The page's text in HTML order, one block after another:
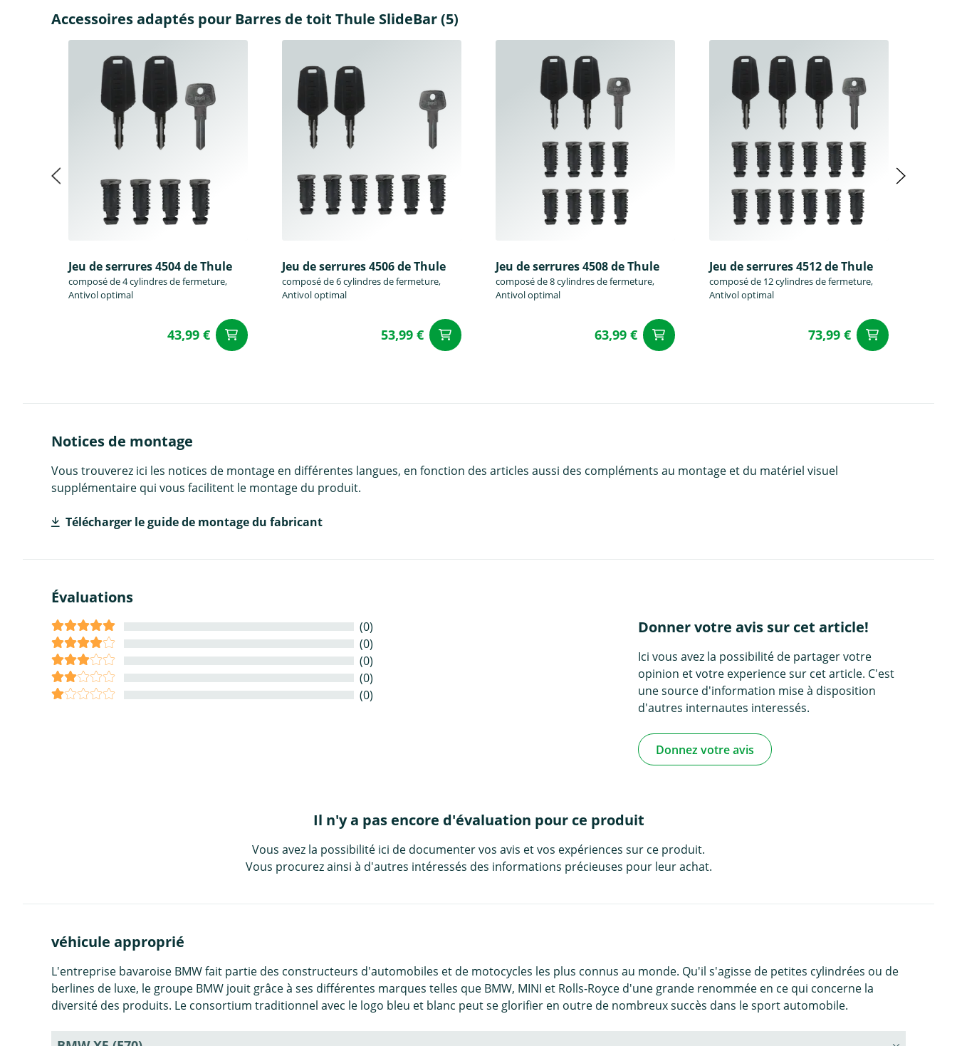
Accessoires adaptés pour Barres de toit Thule SlideBar (5)
Jeu de serrures 4504 de Thule
composé de 4 cylindres de fermeture,
Antivol optimal
43,99 €
Jeu de serrures 4506 de Thule
composé de 6 cylindres de fermeture,
Antivol optimal
53,99 €
Jeu de serrures 4508 de Thule
composé de 8 cylindres de fermeture,
Antivol optimal
63,99 €
Jeu de serrures 4512 de Thule
composé de 12 cylindres de fermeture,
Antivol optimal
73,99 €
Notices de montage
Vous trouverez ici les notices de montage en différentes langues, en fonction des articles aussi des compléments au montage et du matériel visuel
supplémentaire qui vous facilitent le montage du produit.
Télécharger le guide de montage du fabricant
Évaluations
(0)
(0)
(0)
(0)
(0)
Donner votre avis sur cet article!
Ici vous avez la possibilité de partager votre
opinion et votre experience sur cet article. C'est
une source d'information mise à disposition
d'autres internautes interessés.
Donnez votre avis
Il n'y a pas encore d'évaluation pour ce produit
Vous avez la possibilité ici de documenter vos avis et vos expériences sur ce produit.
Vous procurez ainsi à d'autres intéressés des informations précieuses pour leur achat.
véhicule approprié
L'entreprise bavaroise BMW fait partie des constructeurs d'automobiles et de motocycles les plus connus au monde. Qu'il s'agisse de petites cylindrées ou de
berlines de luxe, le groupe BMW jouit grâce à ses différentes marques telles que BMW, MINI et Rolls-Royce d'une grande renommée en ce qui concerne la
diversité des produits. Le consortium traditionnel avec le logo bleu et blanc peut se glorifier en outre de nombreux succès dans le sport automobile.